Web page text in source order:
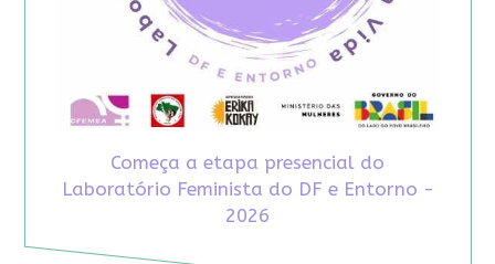
Começa a etapa presencial do
Laboratório Feminista do DF e Entorno -
2026